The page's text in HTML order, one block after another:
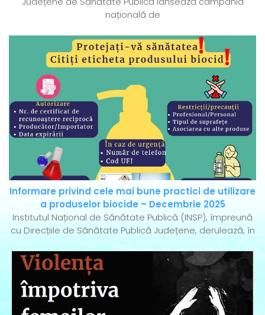
națională de
Informare privind cele mai bune practici de utilizare
a produselor biocide – Decembrie 2025
Institutul Național de Sănătate Publică (INSP), împreună
cu Direcțiile de Sănătate Publică Județene, derulează, în